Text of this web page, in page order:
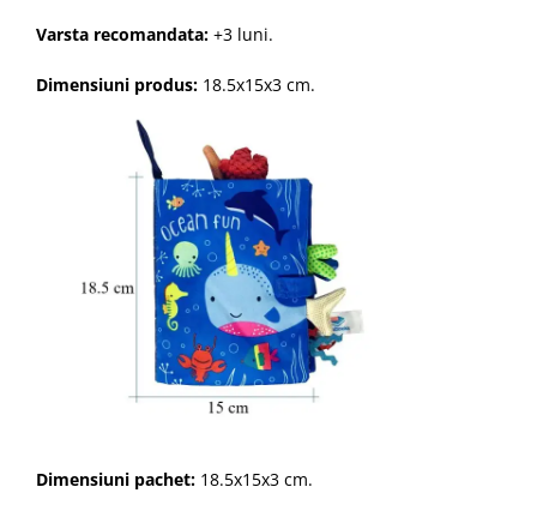
Varsta recomandata: +3 luni.
Dimensiuni produs: 18.5x15x3 cm.
Dimensiuni pachet: 18.5x15x3 cm.